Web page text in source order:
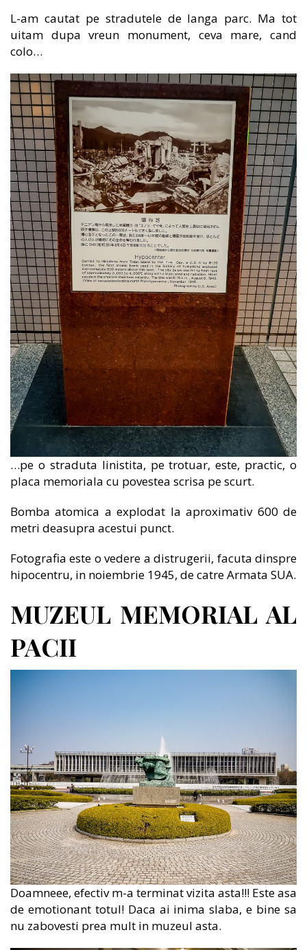
L-am cautat pe stradutele de langa parc. Ma tot
uitam dupa vreun monument, ceva mare, cand
colo…
…pe o straduta linistita, pe trotuar, este, practic, o
placa memoriala cu povestea scrisa pe scurt.
Bomba atomica a explodat la aproximativ 600 de
metri deasupra acestui punct.
Fotografia este o vedere a distrugerii, facuta dinspre
hipocentru, in noiembrie 1945, de catre Armata SUA.
MUZEUL MEMORIAL AL
PACII
Doamneee, efectiv m-a terminat vizita asta!!! Este asa
de emotionant totul! Daca ai inima slaba, e bine sa
nu zabovesti prea mult in muzeul asta.